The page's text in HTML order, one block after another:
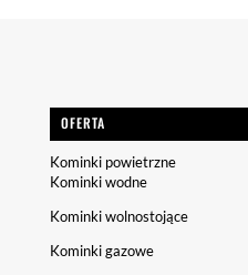
OFERTA
Kominki powietrzne
Kominki wodne
Kominki wolnostojące
Kominki gazowe